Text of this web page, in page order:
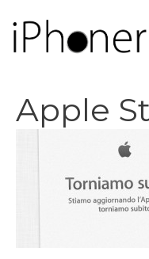
contenuto
Apple